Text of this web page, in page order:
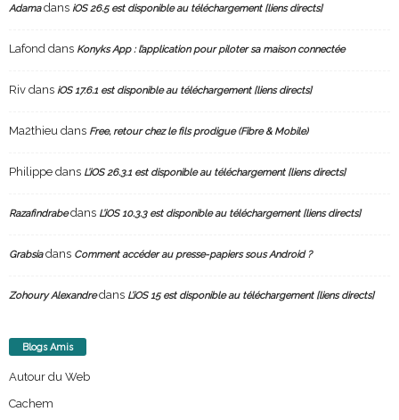
Adamadans iOS 26.5 est disponible au téléchargement [liens directs]
Lafond dans Konyks App : l’application pour piloter sa maison connectée
Riv dans iOS 17.6.1 est disponible au téléchargement [liens directs]
Ma2thieu dans Free, retour chez le fils prodigue (Fibre & Mobile)
Philippe dans L’iOS 26.3.1 est disponible au téléchargement [liens directs]
Razafindrabedans L’iOS 10.3.3 est disponible au téléchargement [liens directs]
Grabsiadans Comment accéder au presse-papiers sous Android ?
Zohoury Alexandredans L’iOS 15 est disponible au téléchargement [liens directs]
Blogs Amis
Autour du Web
Cachem